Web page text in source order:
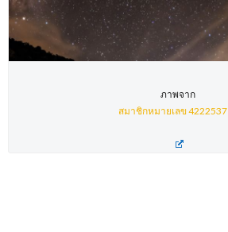
ภาพจาก
สมาชิกหมายเลข 4222537